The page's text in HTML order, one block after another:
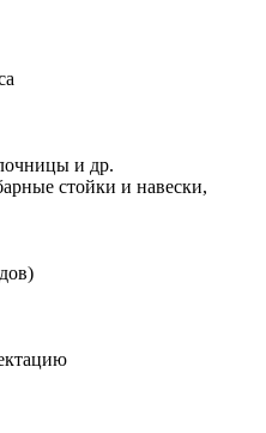
и др.
стойки и навески,